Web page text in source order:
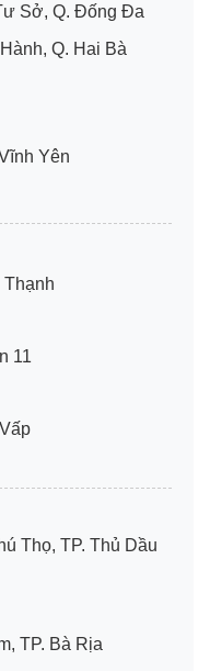
Sở, Q. Đống Đa
Q. Hai Bà
Yên
Thạnh
11
Thọ, TP. Thủ Dầu
TP. Bà Rịa